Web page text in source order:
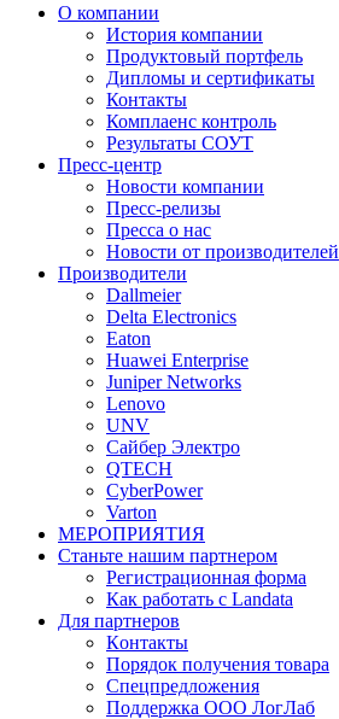
О компании
История компании
Продуктовый портфель
Дипломы и сертификаты
Контакты
Комплаенс контроль
Результаты СОУТ
Пресс-центр
Новости компании
Пресс-релизы
Пресса о нас
Новости от производителей
Производители
Dallmeier
Delta Electronics
Eaton
Huawei Enterprise
Juniper Networks
Lenovo
UNV
Сайбер Электро
QTECH
CyberPower
Varton
МЕРОПРИЯТИЯ
Станьте нашим партнером
Регистрационная форма
Как работать с Landata
Для партнеров
Кoнтaкты
Порядок получения товара
Спецпредложения
Поддержка ООО ЛогЛаб